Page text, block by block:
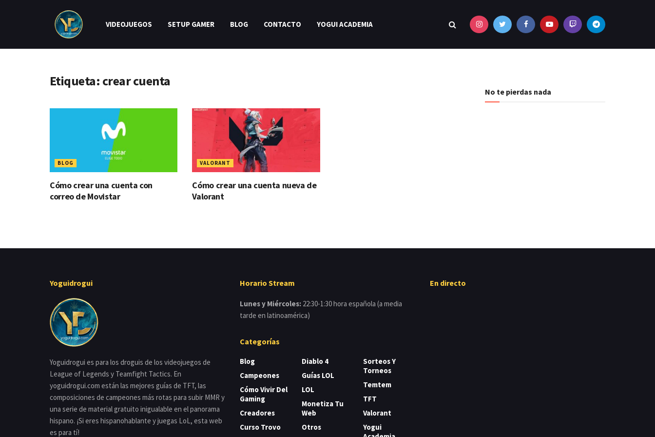
VIDEOJUEGOS SETUP GAMER BLOG CONTACTO YOGUI ACADEMIA
Etiqueta: crear cuenta
BLOG
Cómo crear una cuenta con
correo de Movistar
VALORANT
Cómo crear una cuenta nueva de
Valorant
No te pierdas nada
Yoguidrogui
Yoguidrogui es para los droguis de los videojuegos de
League of Legends y Teamfight Tactics. En
yoguidrogui.com están las mejores guías de TFT, las
composiciones de campeones más rotas para subir MMR y
una serie de material gratuito inigualable en el panorama
hispano. ¡Si eres hispanohablante y juegas LoL, esta web
es para tí!
Horario Stream
Lunes y Miércoles: 22:30-1:30 hora española (a media
tarde en latinoamérica)
Categorías
Blog
Campeones
Cómo Vivir Del
Gaming
Creadores
Curso Trovo
Diablo 4
Guías LOL
LOL
Monetiza Tu
Web
Otros
Sorteos Y
Torneos
Temtem
TFT
Valorant
Yogui
En directo